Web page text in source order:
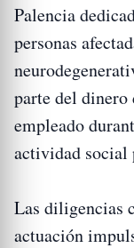
Palencia
personas
parte del dinero
empleado
actividad social
Las diligencias
actuación